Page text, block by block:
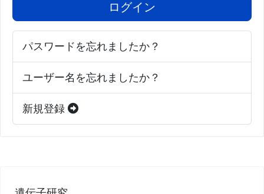
ログイン
パスワードを忘れましたか？
ユーザー名を忘れましたか？
新規登録